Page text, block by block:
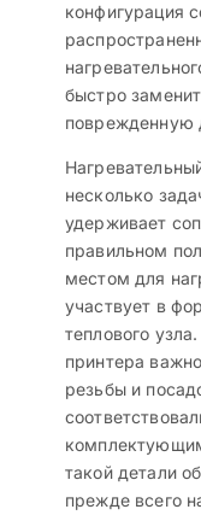
конфигурация
быстро
поврежденную
несколько
удерживает
правильном
местом для
участвует в
теплового
принтера
резьбы и
такой детали
прежде всего